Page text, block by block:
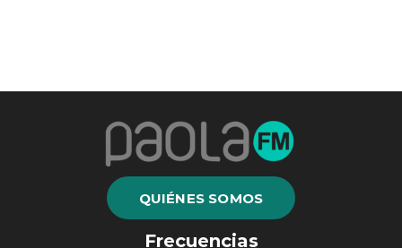
QUIÉNES SOMOS
Frecuencias